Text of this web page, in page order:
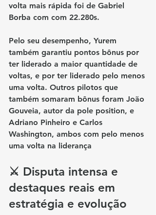
volta mais rápida foi de Gabriel
Borba com com 22.280s.
Pelo seu desempenho, Yurem
também garantiu pontos bônus por
ter liderado a maior quantidade de
voltas, e por ter liderado pelo menos
uma volta. Outros pilotos que
também somaram bônus foram João
Gouveia, autor da pole position, e
Adriano Pinheiro e Carlos
Washington, ambos com pelo menos
uma volta na liderança
⚔️ Disputa intensa e
destaques reais em
estratégia e evolução